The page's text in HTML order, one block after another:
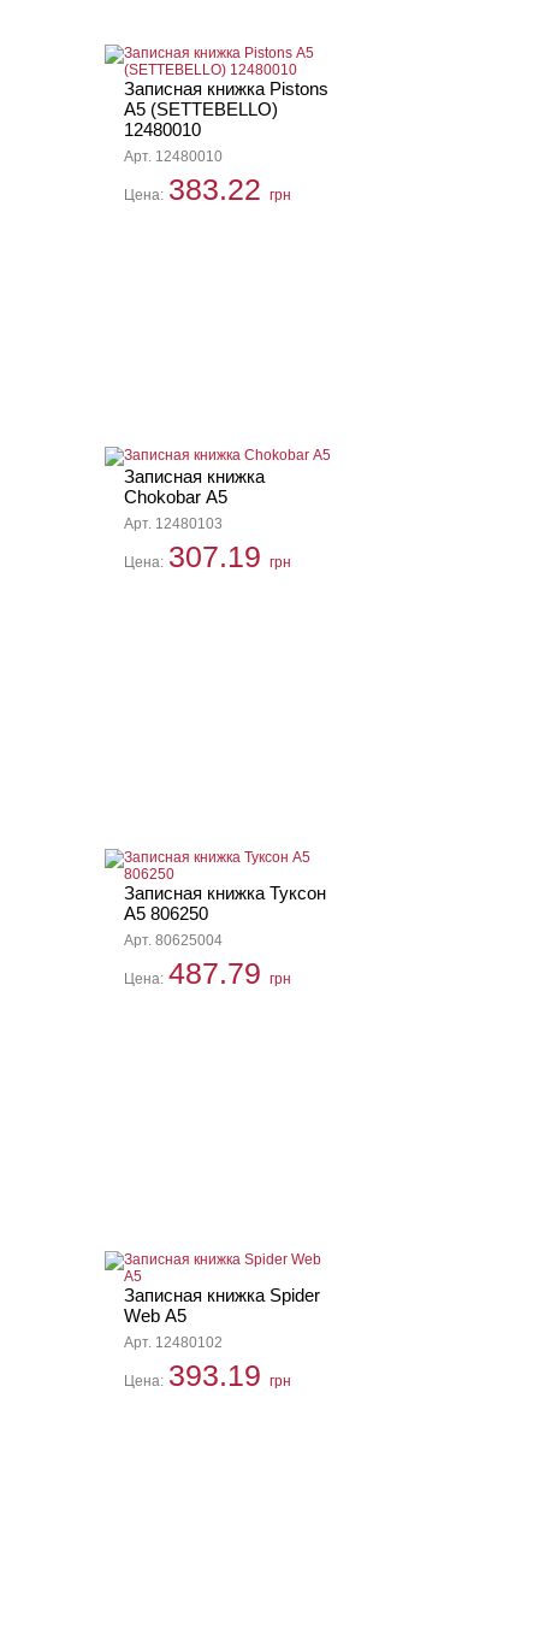
Записная книжка Pistons
А5 (SETTEBELLO)
12480010
Арт. 12480010
Цена: 383.22 грн
Записная книжка
Chokobar А5
Арт. 12480103
Цена: 307.19 грн
Записная книжка Туксон
А5 806250
Арт. 80625004
Цена: 487.79 грн
Записная книжка Spider
Web А5
Арт. 12480102
Цена: 393.19 грн